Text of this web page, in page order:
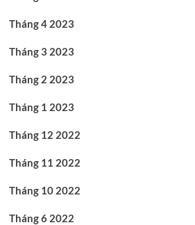
Tháng 4 2023
Tháng 3 2023
Tháng 2 2023
Tháng 1 2023
Tháng 12 2022
Tháng 11 2022
Tháng 10 2022
Tháng 6 2022